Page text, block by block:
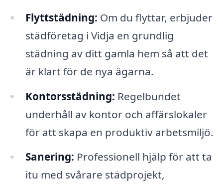
Flyttstädning: Om du flyttar, erbjuder
städföretag i Vidja en grundlig
städning av ditt gamla hem så att det
är klart för de nya ägarna.
Kontorsstädning: Regelbundet
underhåll av kontor och affärslokaler
för att skapa en produktiv arbetsmiljö.
Sanering: Professionell hjälp för att ta
itu med svårare städprojekt,